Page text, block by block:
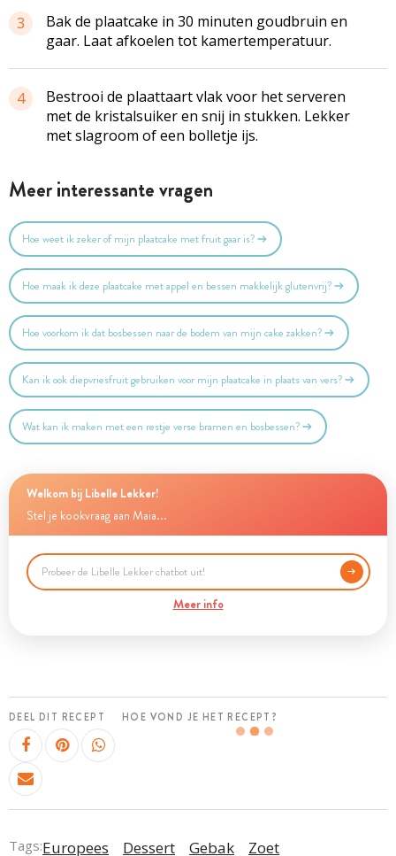
3
Bak de plaatcake in 30 minuten goudbruin en
gaar. Laat afkoelen tot kamertemperatuur.
4
Bestrooi de plaattaart vlak voor het serveren
met de kristalsuiker en snij in stukken. Lekker
met slagroom of een bolletje ijs.
Meer interessante vragen
Hoe weet ik zeker of mijn plaatcake met fruit gaar is?
Hoe maak ik deze plaatcake met appel en bessen makkelijk glutenvrij?
Hoe voorkom ik dat bosbessen naar de bodem van mijn cake zakken?
Kan ik ook diepvriesfruit gebruiken voor mijn plaatcake in plaats van vers?
Wat kan ik maken met een restje verse bramen en bosbessen?
Welkom bij Libelle Lekker!
Stel je kookvraag aan Maia...
Meer info
DEEL DIT RECEPT HOE VOND JE HET RECEPT?
Tags:Europees Dessert Gebak Zoet